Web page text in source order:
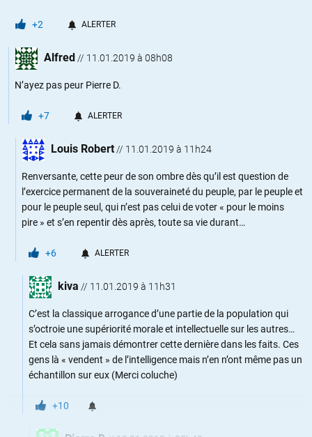
+2 ALERTER
Alfred // 11.01.2019 à 08h08
N’ayez pas peur Pierre D.
+7 ALERTER
Louis Robert // 11.01.2019 à 11h24
Renversante, cette peur de son ombre dès qu’il est question de
l’exercice permanent de la souveraineté du peuple, par le peuple et
pour le peuple seul, qui n’est pas celui de voter « pour le moins
pire » et s’en repentir dès après, toute sa vie durant…
+6 ALERTER
kiva // 11.01.2019 à 11h31
C’est la classique arrogance d’une partie de la population qui
s’octroie une supériorité morale et intellectuelle sur les autres…
Et cela sans jamais démontrer cette dernière dans les faits. Ces
gens là « vendent » de l’intelligence mais n’en n’ont même pas un
échantillon sur eux (Merci coluche)
+10